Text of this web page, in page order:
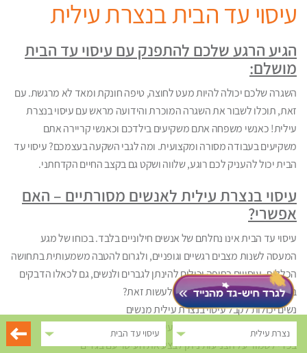
נצרת עילית עיסוי עד הבית
עיסוי עד הבית בנצרת עילית
הגיע הרגע שלכם להתפנק עם עיסוי עד הבית
מושלם:
השגרה שלכם יכולה להיות מעט לחוצה, טיפה חונקת ומאד לא מרגשת. עם
זאת, תוכלו לשבור את השגרה המוכרת והידועה מראש עם עיסוי בנצרת
עילית! כאנשי משפחה אתם משקיעים בילדכם וכאנשי קריירה אתם
משקיעים בעבודה מסורה ומקצועית. ומה לגבי השקעה בעצמכם? עיסוי עד
הבית יכול להעניק לכם רוגע, שלווה ושקט גם בקצב החיים הקדחתני.
עיסוי בנצרת עילית לאנשים מסורתיים – האם
אפשרי?
עיסוי עד הבית אינו נחלתם של אנשים חילוניים בלבד. בכוחו של מגע
המעסה לשנות מצבים רגשיים וגופניים, ולגרום להטבה משמעותית בתחושה
הכללית. עיסויים בחיפה יכולים להינתן לגברים ולנשים, גם לכאלו הדבקים
באורח החיים המסורתי. איך ניתן לעשות זאת?
נשים יכולות לקבל עיסוי בנצרת עילית מנשים
גברים יכולים לקבל עיסוי בנצרת עילית מגברים
בכדי לשמור על הצניעות ניתן לבצע את העיסוי עם בגדים